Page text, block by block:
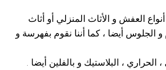
العفش و الأثاث المنزلي أو أثاث
الجلوس أيضا ، كما أننا نقوم بفهرسة و
، البلاستيك و بالفلين أيضا .